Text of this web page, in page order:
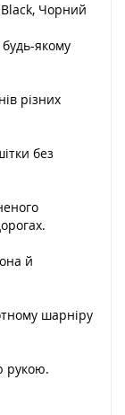
Чорний
якому
різних
без
й
шарніру
рукою.